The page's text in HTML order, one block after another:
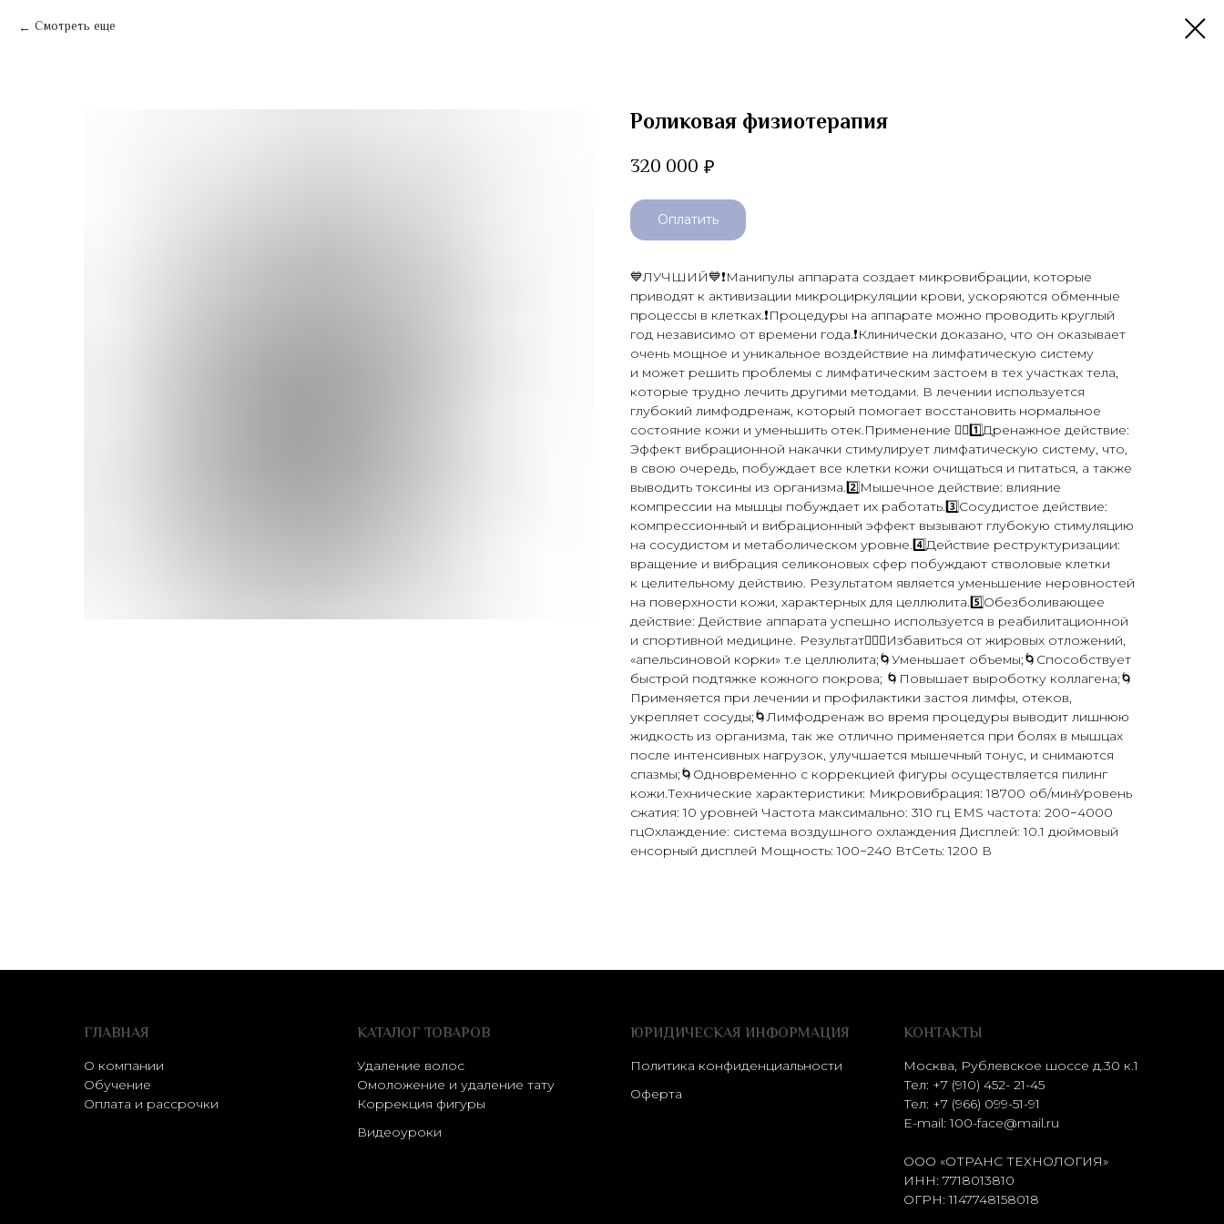
Смотреть еще
Роликовая физиотерапия
320 000 ₽
Оплатить
💙ЛУЧШИЙ💙❗️Манипулы аппарата создает микровибрации, которые
приводят к активизации микроциркуляции крови, ускоряются обменные
процессы в клетках.❗️Процедуры на аппарате можно проводить круглый
год независимо от времени года.❗️Клинически доказано, что он оказывает
очень мощное и уникальное воздействие на лимфатическую систему
и может решить проблемы с лимфатическим застоем в тех участках тела,
которые трудно лечить другими методами. В лечении используется
глубокий лимфодренаж, который помогает восстановить нормальное
состояние кожи и уменьшить отек.Применение 👇🏻1️⃣Дренажное действие:
Эффект вибрационной накачки стимулирует лимфатическую систему, что,
в свою очередь, побуждает все клетки кожи очищаться и питаться, а также
выводить токсины из организма.2️⃣Мышечное действие: влияние
компрессии на мышцы побуждает их работать.3️⃣Сосудистое действие:
компрессионный и вибрационный эффект вызывают глубокую стимуляцию
на сосудистом и метаболическом уровне.4️⃣Действие реструктуризации:
вращение и вибрация селиконовых сфер побуждают стволовые клетки
к целительному действию. Результатом является уменьшение неровностей
на поверхности кожи, характерных для целлюлита.5️⃣Обезболивающее
действие: Действие аппарата успешно используется в реабилитационной
и спортивной медицине. Результат👇🏻🌀Избавиться от жировых отложений,
«апельсиновой корки» т.е целлюлита;🌀Уменьшает объемы;🌀Способствует
быстрой подтяжке кожного покрова; 🌀Повышает выроботку коллагена;🌀
Применяется при лечении и профилактики застоя лимфы, отеков,
укрепляет сосуды;🌀Лимфодренаж во время процедуры выводит лишнюю
жидкость из организма, так же отлично применяется при болях в мышцах
после интенсивных нагрузок, улучшается мышечный тонус, и снимаются
спазмы;🌀Одновременно с коррекцией фигуры осуществляется пилинг
кожи.Технические характеристики: Микровибрация: 18700 об/минУровень
сжатия: 10 уровней Частота максимально: 310 гц EMS частота: 200−4000
гцОхлаждение: система воздушного охлаждения Дисплей: 10.1 дюймовый
енсорный дисплей Мощность: 100−240 ВтСеть: 1200 В
ГЛАВНАЯ
О компании
Обучение
Оплата и рассрочки
КАТАЛОГ ТОВАРОВ
Удаление волос
Омоложение и удаление тату
Коррекция фигуры
Видеоуроки
ЮРИДИЧЕСКАЯ ИНФОРМАЦИЯ
Политика конфиденциальности
Оферта
КОНТАКТЫ
Москва, Рублевское шоссе д.30 к.1
Тел: +7 (910) 452- 21-45
Тел: +7 (966) 099-51-91
E-mail:100-face@mail.ru
ООО «ОТРАНС ТЕХНОЛОГИЯ»
ИНН: 7718013810
ОГРН: 1147748158018